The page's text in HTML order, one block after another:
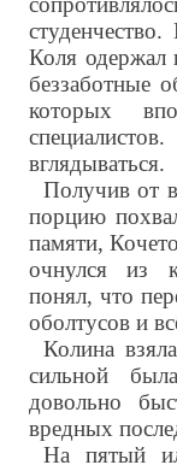
Коля одержал
беззаботные
которых
вглядываться.
Получив от
порцию
памяти,
очнулся из
понял, что
оболтусов и
Колина
сильной
довольно
вредных
На пятый